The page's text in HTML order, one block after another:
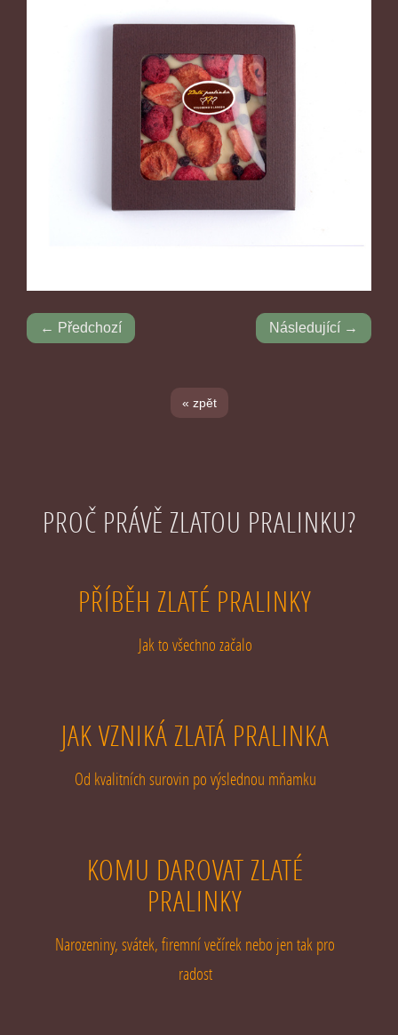
← Předchozí Následující →
« zpět
PROČ PRÁVĚ ZLATOU PRALINKU?
PŘÍBĚH ZLATÉ PRALINKY
Jak to všechno začalo
JAK VZNIKÁ ZLATÁ PRALINKA
Od kvalitních surovin po výslednou mňamku
KOMU DAROVAT ZLATÉ
PRALINKY
Narozeniny, svátek, firemní večírek nebo jen tak pro
radost